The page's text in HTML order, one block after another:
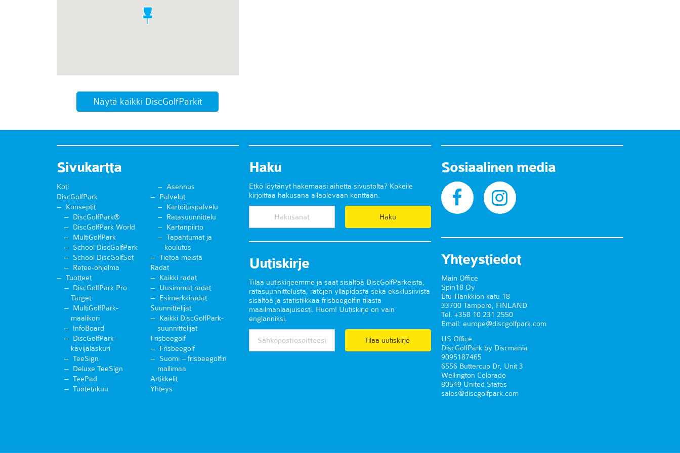
Näytä kaikki DiscGolfParkit
Sivukartta
Koti
DiscGolfPark
Konseptit
DiscGolfPark®
DiscGolfPark World
MultiGolfPark
School DiscGolfPark
School DiscGolfSet
Retee-ohjelma
Tuotteet
DiscGolfPark Pro
Target
MultiGolfPark-
maalikori
InfoBoard
DiscGolfPark-
kävijälaskuri
TeeSign
Deluxe TeeSign
TeePad
Tuotetakuu
Asennus
Palvelut
Kartoituspalvelu
Ratasuunnittelu
Kartanpiirto
Tapahtumat ja
koulutus
Tietoa meistä
Radat
Kaikki radat
Uusimmat radat
Esimerkkiradat
Suunnittelijat
Kaikki DiscGolfPark-
suunnittelijat
Frisbeegolf
Frisbeegolf
Suomi – frisbeegolfin
mallimaa
Artikkelit
Yhteys
Haku
Etkö löytänyt hakemaasi aihetta sivustolta? Kokeile
kirjoittaa hakusana allaolevaan kenttään.
Uutiskirje
Tilaa uutiskirjeemme ja saat sisältöä DiscGolfParkeista,
ratasuunnittelusta, ratojen ylläpidosta sekä eksklusiivista
sisältöä ja statistiikkaa frisbeegolfin tilasta
maailmanlaajuisesti. Huom! Uutiskirje on vain
englanniksi.
Tilaa uutiskirje
Sosiaalinen media
Yhteystiedot
Main Office
Spin18 Oy
Etu-Hankkion katu 18
33700 Tampere, FINLAND
Tel. +358 10 231 2550
Email: europe@discgolfpark.com
US Office
DiscGolfPark by Discmania
9095187465
6556 Buttercup Dr, Unit 3
Wellington Colorado
80549 United States
sales@discgolfpark.com